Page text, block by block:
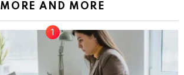
MORE AND MORE